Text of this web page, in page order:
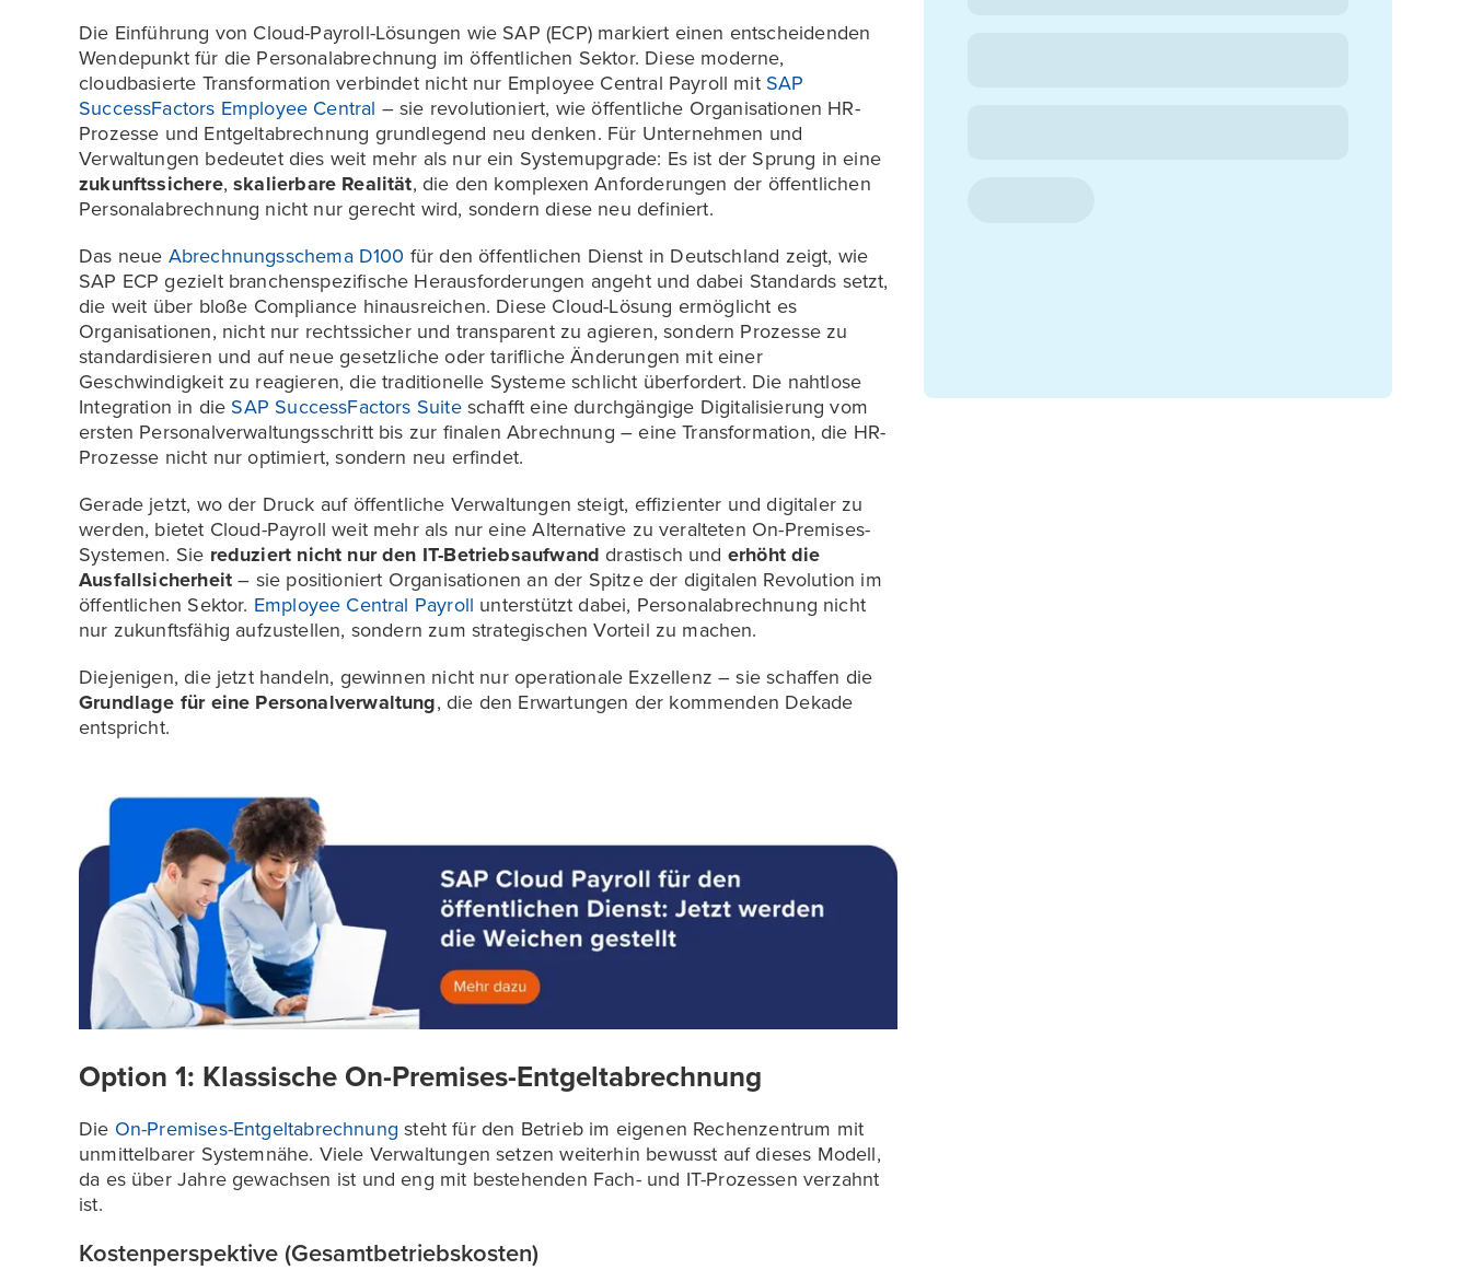
Die Einführung von Cloud-Payroll-Lösungen wie SAP (ECP) markiert einen entscheidenden
Wendepunkt für die Personalabrechnung im öffentlichen Sektor. Diese moderne,
cloudbasierte Transformation verbindet nicht nur Employee Central Payroll mit SAP
SuccessFactors Employee Central – sie revolutioniert, wie öffentliche Organisationen HR-
Prozesse und Entgeltabrechnung grundlegend neu denken. Für Unternehmen und
Verwaltungen bedeutet dies weit mehr als nur ein Systemupgrade: Es ist der Sprung in eine
zukunftssichere,skalierbare Realität, die den komplexen Anforderungen der öffentlichen
Personalabrechnung nicht nur gerecht wird, sondern diese neu definiert.
Das neue Abrechnungsschema D100 für den öffentlichen Dienst in Deutschland zeigt, wie
SAP ECP gezielt branchenspezifische Herausforderungen angeht und dabei Standards setzt,
die weit über bloße Compliance hinausreichen. Diese Cloud-Lösung ermöglicht es
Organisationen, nicht nur rechtssicher und transparent zu agieren, sondern Prozesse zu
standardisieren und auf neue gesetzliche oder tarifliche Änderungen mit einer
Geschwindigkeit zu reagieren, die traditionelle Systeme schlicht überfordert. Die nahtlose
Integration in die SAP SuccessFactors Suiteschafft eine durchgängige Digitalisierung vom
ersten Personalverwaltungsschritt bis zur finalen Abrechnung – eine Transformation, die HR-
Prozesse nicht nur optimiert, sondern neu erfindet.
Gerade jetzt, wo der Druck auf öffentliche Verwaltungen steigt, effizienter und digitaler zu
werden, bietet Cloud-Payroll weit mehr als nur eine Alternative zu veralteten On-Premises-
Systemen. Sie reduziert nicht nur den IT-Betriebsaufwanddrastisch und erhöht die
Ausfallsicherheit – sie positioniert Organisationen an der Spitze der digitalen Revolution im
öffentlichen Sektor. Employee Central Payroll unterstützt dabei, Personalabrechnung nicht
nur zukunftsfähig aufzustellen, sondern zum strategischen Vorteil zu machen.
Diejenigen, die jetzt handeln, gewinnen nicht nur operationale Exzellenz – sie schaffen die
Grundlage für eine Personalverwaltung, die den Erwartungen der kommenden Dekade
entspricht.
Option 1: Klassische On-Premises-Entgeltabrechnung
Die On-Premises-Entgeltabrechnung steht für den Betrieb im eigenen Rechenzentrum mit
unmittelbarer Systemnähe. Viele Verwaltungen setzen weiterhin bewusst auf dieses Modell,
da es über Jahre gewachsen ist und eng mit bestehenden Fach- und IT-Prozessen verzahnt
ist.
Kostenperspektive (Gesamtbetriebskosten)